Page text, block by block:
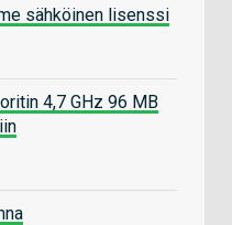
sähköinen lisenssi
4,7 GHz 96 MB